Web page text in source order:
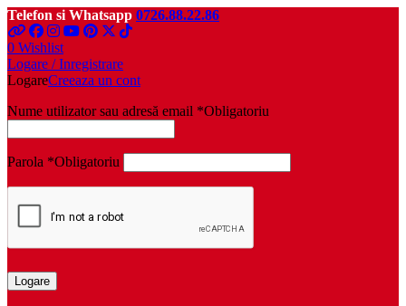
Telefon si Whatsapp 0726.88.22.86
0 Wishlist
Logare / Inregistrare
LogareCreeaza un cont
Nume utilizator sau adresă email *Obligatoriu
Parola *Obligatoriu
Logare